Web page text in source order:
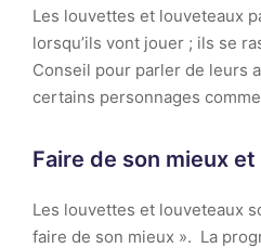
Les louvettes et louveteaux
lorsqu’ils vont jouer ; ils se
Conseil pour parler de leurs
certains personnages
Faire de son mieux
Les louvettes et louveteaux
faire de son mieux ». La